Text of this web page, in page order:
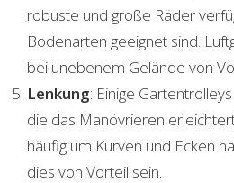
robuste und große Räder
Bodenarten geeignet sind.
bei unebenem Gelände von
Lenkung: Einige
die das Manövrieren
häufig um Kurven und Ecken
dies von Vorteil sein.